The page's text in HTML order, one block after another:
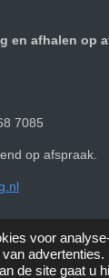
voor
advertenties.
de site gaat u
en afhalen op
7085
op afspraak.